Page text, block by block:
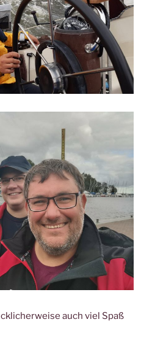
auch viel Spaß